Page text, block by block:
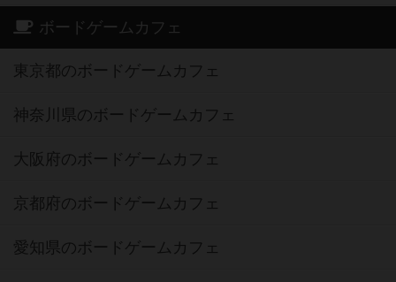
ボードゲームカフェ
東京都のボードゲームカフェ
神奈川県のボードゲームカフェ
大阪府のボードゲームカフェ
京都府のボードゲームカフェ
愛知県のボードゲームカフェ